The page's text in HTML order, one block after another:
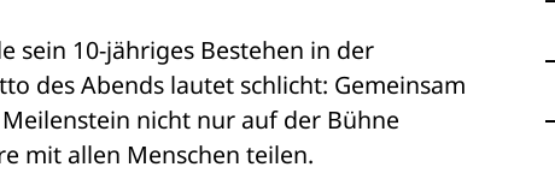
sein 10-jähriges Bestehen in der
des Abends lautet schlicht: Gemeinsam
nicht nur auf der Bühne
mit allen Menschen teilen.